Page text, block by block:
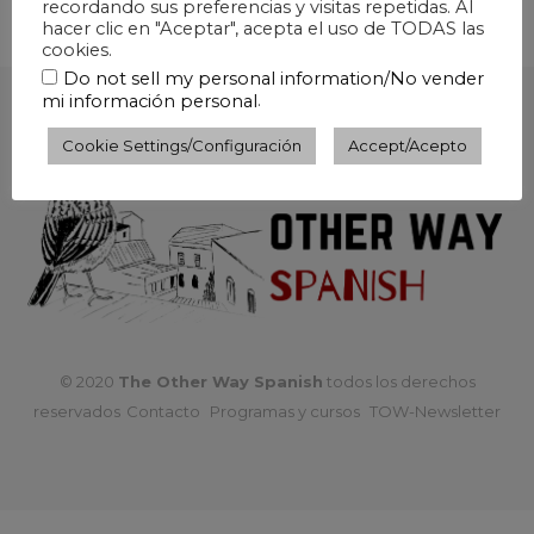
© 2020 The Other Way Spanish todos los derechos
reservados Contacto Programas y cursos TOW-Newsletter
recordando sus preferencias y visitas repetidas. Al
hacer clic en "Aceptar", acepta el uso de TODAS las
cookies.
Do not sell my personal information/No vender
mi información personal.
Cookie Settings/Configuración Accept/Acepto